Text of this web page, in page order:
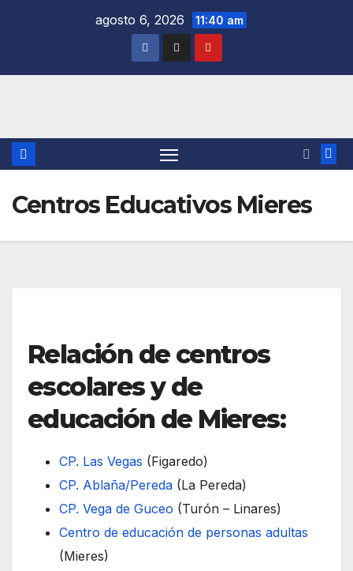
agosto 6, 2026 11:40 am
Centros Educativos Mieres
Relación de centros
escolares y de
educación de Mieres:
CP. Las Vegas (Figaredo)
CP. Ablaña/Pereda (La Pereda)
CP. Vega de Guceo (Turón – Linares)
Centro de educación de personas adultas
(Mieres)